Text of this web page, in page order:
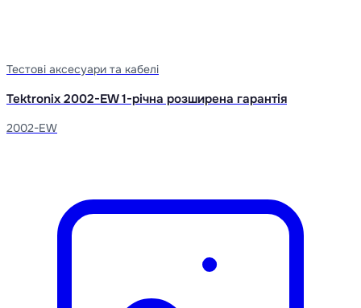
Тестові аксесуари та кабелі
Tektronix 2002-EW 1-річна розширена гарантія
2002-EW